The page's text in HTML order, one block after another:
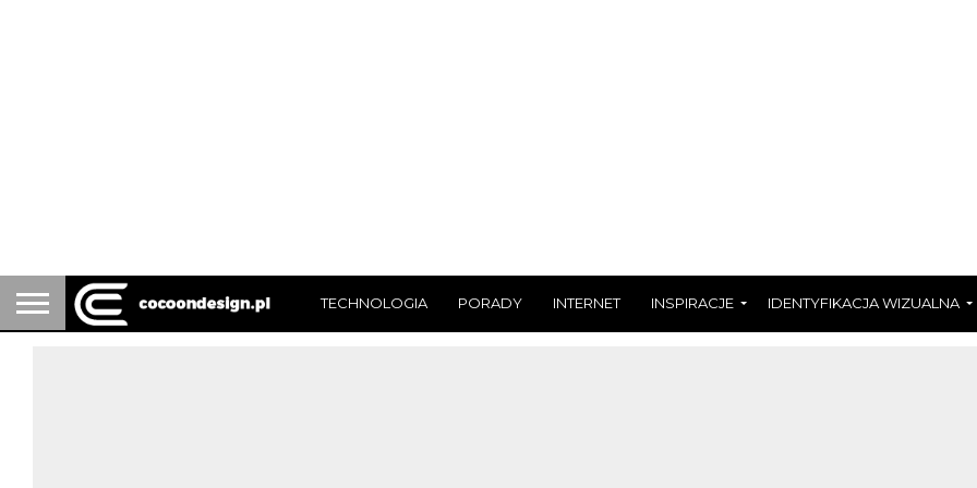
TECHNOLOGIA PORADY INTERNET INSPIRACJE IDENTYFIKACJA WIZUALNA